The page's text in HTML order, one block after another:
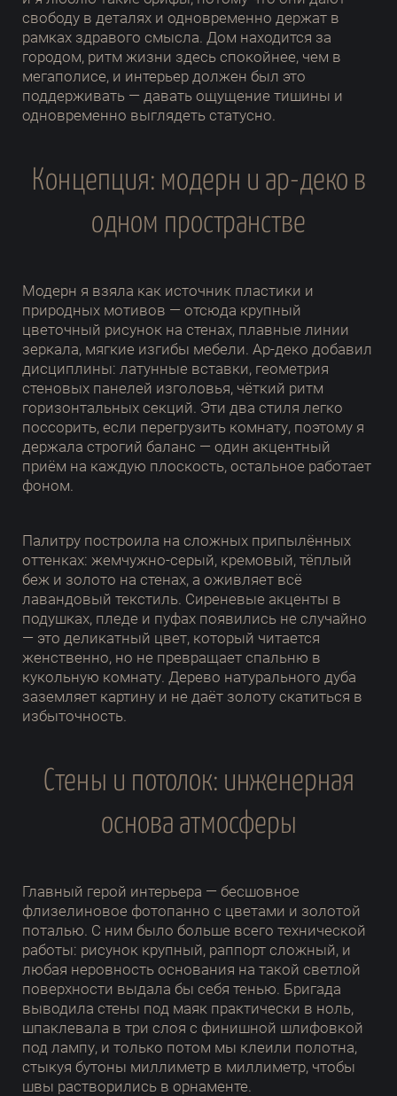
свободу в деталях и одновременно держат в
рамках здравого смысла. Дом находится за
городом, ритм жизни здесь спокойнее, чем в
мегаполисе, и интерьер должен был это
поддерживать — давать ощущение тишины и
одновременно выглядеть статусно.
Концепция: модерн и ар-деко в
одном пространстве
Модерн я взяла как источник пластики и
природных мотивов — отсюда крупный
цветочный рисунок на стенах, плавные линии
зеркала, мягкие изгибы мебели. Ар-деко добавил
дисциплины: латунные вставки, геометрия
стеновых панелей изголовья, чёткий ритм
горизонтальных секций. Эти два стиля легко
поссорить, если перегрузить комнату, поэтому я
держала строгий баланс — один акцентный
приём на каждую плоскость, остальное работает
фоном.
Палитру построила на сложных припылённых
оттенках: жемчужно-серый, кремовый, тёплый
беж и золото на стенах, а оживляет всё
лавандовый текстиль. Сиреневые акценты в
подушках, пледе и пуфах появились не случайно
— это деликатный цвет, который читается
женственно, но не превращает спальню в
кукольную комнату. Дерево натурального дуба
заземляет картину и не даёт золоту скатиться в
избыточность.
Стены и потолок: инженерная
основа атмосферы
Главный герой интерьера — бесшовное
флизелиновое фотопанно с цветами и золотой
поталью. С ним было больше всего технической
работы: рисунок крупный, раппорт сложный, и
любая неровность основания на такой светлой
поверхности выдала бы себя тенью. Бригада
выводила стены под маяк практически в ноль,
шпаклевала в три слоя с финишной шлифовкой
под лампу, и только потом мы клеили полотна,
стыкуя бутоны миллиметр в миллиметр, чтобы
швы растворились в орнаменте.